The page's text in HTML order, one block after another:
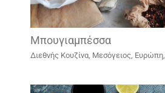
Μπουγιαμπέσσα
Διεθνής Κουζίνα, Μεσόγειος, Ευρώπη,